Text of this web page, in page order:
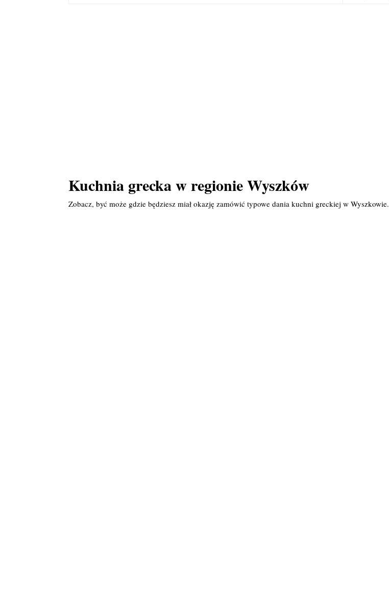
Kuchnia grecka w regionie Wyszków
Zobacz, być może gdzie będziesz miał okazję zamówić typowe dania kuchni greckiej w Wyszkowie.